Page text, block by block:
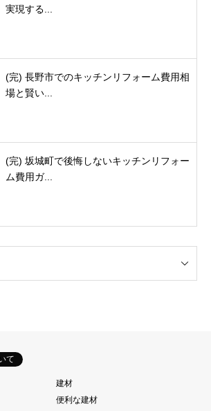
実現する...
(完) 長野市でのキッチンリフォーム費用相
場と賢い...
(完) 坂城町で後悔しないキッチンリフォー
ム費用ガ...
て
建材
便利な建材